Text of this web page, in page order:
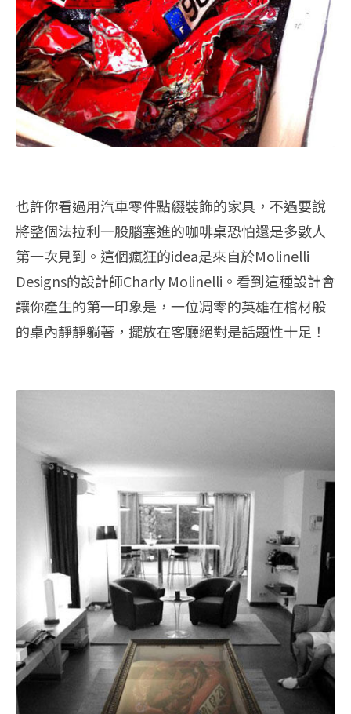
也許你看過用汽車零件點綴裝飾的家具，不過要說
將整個法拉利一股腦塞進的咖啡桌恐怕還是多數人
第一次見到。這個瘋狂的idea是來自於Molinelli
Designs的設計師Charly Molinelli。看到這種設計會
讓你產生的第一印象是，一位凋零的英雄在棺材般
的桌內靜靜躺著，擺放在客廳絕對是話題性十足！